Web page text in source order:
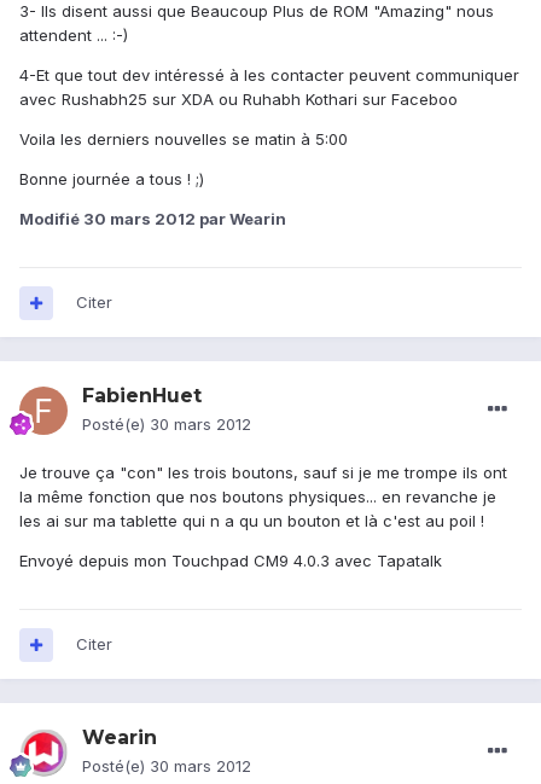
3- Ils disent aussi que Beaucoup Plus de ROM "Amazing" nous
attendent ... :-)
4-Et que tout dev intéressé à les contacter peuvent communiquer
avec Rushabh25 sur XDA ou Ruhabh Kothari sur Faceboo
Voila les derniers nouvelles se matin à 5:00
Bonne journée a tous ! ;)
Modifié 30 mars 2012 par Wearin
Citer
FabienHuet
Posté(e) 30 mars 2012
Je trouve ça "con" les trois boutons, sauf si je me trompe ils ont
la même fonction que nos boutons physiques... en revanche je
les ai sur ma tablette qui n a qu un bouton et là c'est au poil !
Envoyé depuis mon Touchpad CM9 4.0.3 avec Tapatalk
Citer
Wearin
Posté(e) 30 mars 2012